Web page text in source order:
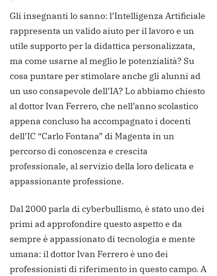
Gli insegnanti lo sanno: l’Intelligenza Artificiale
rappresenta un valido aiuto per il lavoro e un
utile supporto per la didattica personalizzata,
ma come usarne al meglio le potenzialità? Su
cosa puntare per stimolare anche gli alunni ad
un uso consapevole dell’IA? Lo abbiamo chiesto
al dottor Ivan Ferrero, che nell’anno scolastico
appena concluso ha accompagnato i docenti
dell’IC “Carlo Fontana” di Magenta in un
percorso di conoscenza e crescita
professionale, al servizio della loro delicata e
appassionante professione.
Dal 2000 parla di cyberbullismo, è stato uno dei
primi ad approfondire questo aspetto e da
sempre è appassionato di tecnologia e mente
umana: il dottor Ivan Ferrero è uno dei
professionisti di riferimento in questo campo. A